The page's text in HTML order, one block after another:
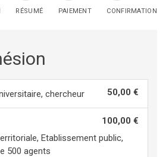
RÉSUMÉ PAIEMENT CONFIRMATION
50,00 €
chercheur
100,00 €
Etablissement public,
500 agents